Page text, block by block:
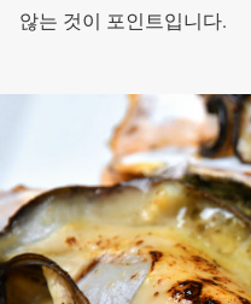
않는 것이 포인트입니다.